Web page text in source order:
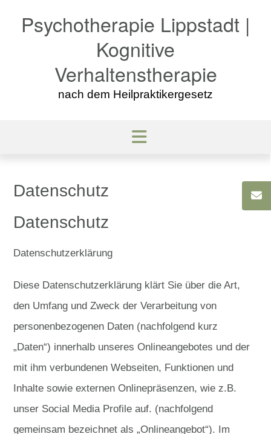
Psychotherapie Lippstadt |
Kognitive
Verhaltenstherapie
nach dem Heilpraktikergesetz
Datenschutz
Datenschutz
Datenschutzerklärung
Diese Datenschutzerklärung klärt Sie über die Art,
den Umfang und Zweck der Verarbeitung von
personenbezogenen Daten (nachfolgend kurz
„Daten“) innerhalb unseres Onlineangebotes und der
mit ihm verbundenen Webseiten, Funktionen und
Inhalte sowie externen Onlinepräsenzen, wie z.B.
unser Social Media Profile auf. (nachfolgend
gemeinsam bezeichnet als „Onlineangebot“). Im